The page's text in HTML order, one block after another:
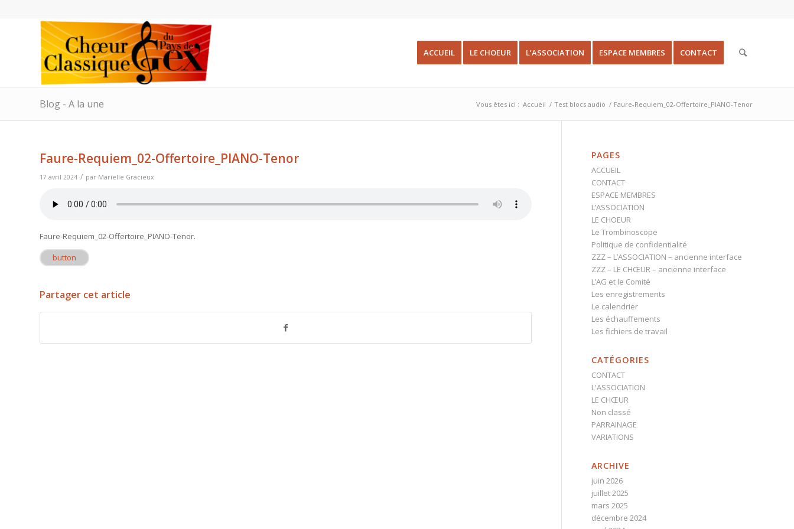
ACCUEIL LE CHOEUR L’ASSOCIATION ESPACE MEMBRES CONTACT
Blog - A la une Vous êtes ici : Accueil / Test blocs audio / Faure-Requiem_02-Offertoire_PIANO-Tenor
Faure-Requiem_02-Offertoire_PIANO-Tenor
17 avril 2024 / par Marielle Gracieux
Faure-Requiem_02-Offertoire_PIANO-Tenor.
button
Partager cet article
PAGES
ACCUEIL
CONTACT
ESPACE MEMBRES
L’ASSOCIATION
LE CHOEUR
Le Trombinoscope
Politique de confidentialité
ZZZ – L’ASSOCIATION – ancienne interface
ZZZ – LE CHŒUR – ancienne interface
L’AG et le Comité
Les enregistrements
Le calendrier
Les échauffements
Les fichiers de travail
CATÉGORIES
CONTACT
L'ASSOCIATION
LE CHŒUR
Non classé
PARRAINAGE
VARIATIONS
ARCHIVE
juin 2026
juillet 2025
mars 2025
décembre 2024